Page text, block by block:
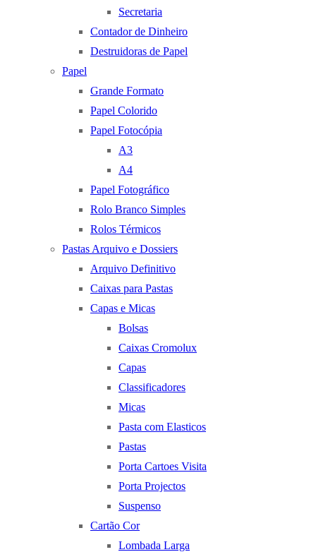
Secretaria
Contador de Dinheiro
Destruidoras de Papel
Papel
Grande Formato
Papel Colorido
Papel Fotocópia
A3
A4
Papel Fotográfico
Rolo Branco Simples
Rolos Térmicos
Pastas Arquivo e Dossiers
Arquivo Definitivo
Caixas para Pastas
Capas e Micas
Bolsas
Caixas Cromolux
Capas
Classificadores
Micas
Pasta com Elasticos
Pastas
Porta Cartoes Visita
Porta Projectos
Suspenso
Cartão Cor
Lombada Larga